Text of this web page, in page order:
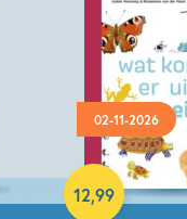
02-11-2026
12,99
Hardcover